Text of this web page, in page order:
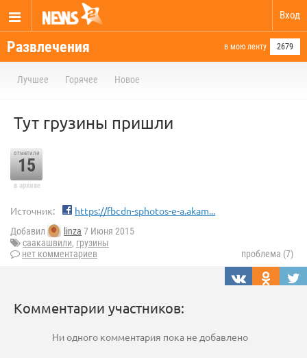
Вход
Развлечения в мою ленту 2679
Лучшее Горячее Новое
Тут грузины пришли
отметили
15
в архиве
Источник: https://fbcdn-sphotos-e-a.akam...
Добавил linza 7 Июня 2015
саакашвили, грузины
нет комментариев
проблема (7)
Комментарии участников:
Ни одного комментария пока не добавлено